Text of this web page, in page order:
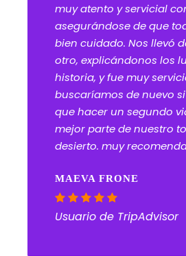
muy atento y servicial
asegurándose de que
bien cuidado. Nos llevó
otro, explicándonos los
historia, y fue muy
buscaríamos de nuevo
que hacer un segundo
mejor parte de nuestro
desierto. muy
MAEVA FRONE
Usuario de TripAdvisor